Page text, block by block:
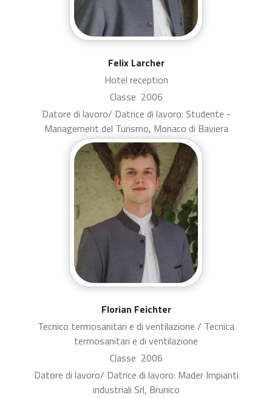
Felix Larcher
Hotel reception
Classe 2006
Datore di lavoro/ Datrice di lavoro: Studente -
Management del Turismo, Monaco di Baviera
Florian Feichter
Tecnico termosanitari e di ventilazione / Tecnica
termosanitari e di ventilazione
Classe 2006
Datore di lavoro/ Datrice di lavoro: Mader Impianti
industriali Srl, Brunico